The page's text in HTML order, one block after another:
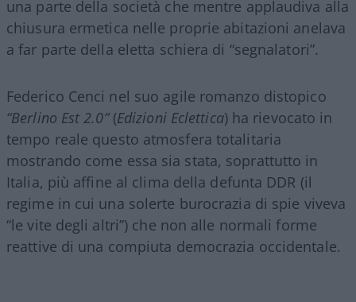
una parte della società che mentre applaudiva alla
chiusura ermetica nelle proprie abitazioni anelava
a far parte della eletta schiera di “segnalatori”.
Federico Cenci nel suo agile romanzo distopico
“Berlino Est 2.0”(Edizioni Eclettica) ha rievocato in
tempo reale questo atmosfera totalitaria
mostrando come essa sia stata, soprattutto in
Italia, più affine al clima della defunta DDR (il
regime in cui una solerte burocrazia di spie viveva
“le vite degli altri”) che non alle normali forme
reattive di una compiuta democrazia occidentale.